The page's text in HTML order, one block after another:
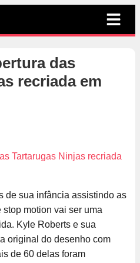
das
recriada em
de sua infância assistindo as
motion vai ser uma
Kyle Roberts e sua
original do desenho com
de 60 delas foram